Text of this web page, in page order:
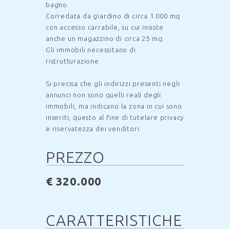
bagno.
Corredata da giardino di circa 1.000 mq
con accesso carrabile, su cui insiste
anche un magazzino di circa 25 mq.
Gli immobili necessitano di
ristrutturazione.
Si precisa che gli indirizzi presenti negli
annunci non sono quelli reali degli
immobili, ma indicano la zona in cui sono
inseriti, questo al fine di tutelare privacy
e riservatezza dei venditori.
PREZZO
€ 320.000
CARATTERISTICHE